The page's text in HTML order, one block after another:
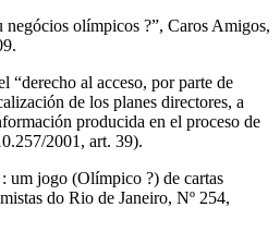
negócios olímpicos ?”, Caros Amigos,
“derecho al acceso, por parte de
de los planes directores, a
producida en el proceso de
2001, art. 39).
um jogo (Olímpico ?) de cartas
do Rio de Janeiro, Nº 254,